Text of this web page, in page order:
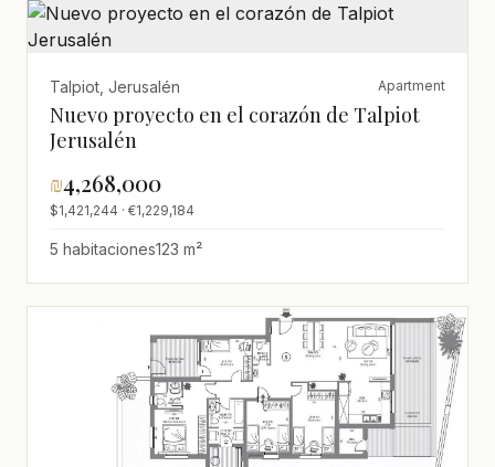
Talpiot, Jerusalén Apartment
Nuevo proyecto en el corazón de Talpiot
Jerusalén
₪4,268,000
$1,421,244 · €1,229,184
5 habitaciones123 m²